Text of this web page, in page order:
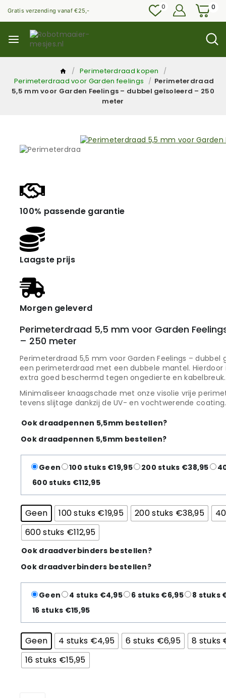
Gratis verzending vanaf €25,- 0 0
/ Perimeterdraad kopen
/
Perimeterdraad voor Garden feelings / Perimeterdraad
5,5 mm voor Garden Feelings – dubbel geïsoleerd – 250
meter
100% passende garantie
Laagste prijs
Morgen geleverd
Perimeterdraad 5,5 mm voor Garden
– 250 meter
Perimeterdraad 5,5 mm voor Garden Feelings – dubbel
een perimeterdraad met een dubbele mantel. Hierdoor
extra goed beschermd tegen ongedierte en kabelbreuk.
Minimaliseer knaagschade met onze visolie vrije
tevens slijtage dankzij de UV- en vochtwerende coating.
Ook draadpennen 5,5mm bestellen?
Ook draadpennen 5,5mm bestellen?
Geen 100 stuks €19,95 200 stuks €38,95
600 stuks €112,95
Geen 100 stuks €19,95 200 stuks €38,95
600 stuks €112,95
Ook draadverbinders bestellen?
Ook draadverbinders bestellen?
Geen 4 stuks €4,95 6 stuks €6,95
8 stuks
16 stuks €15,95
Geen 4 stuks €4,95 6 stuks €6,95
8 stuks
16 stuks €15,95